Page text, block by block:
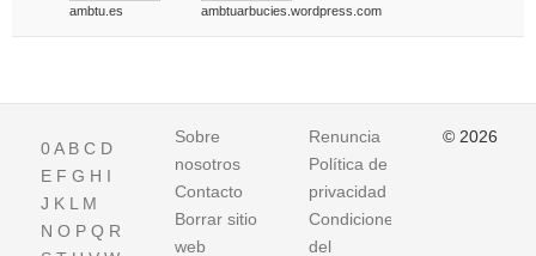
ambtu.es ambtuarbucies.wordpress.com
0A B C D
E F G H I
J K L M
N O P Q R
Sobre
nosotros
Contacto
Borrar sitio
web
Renuncia
Política de
privacidad
Condiciones
del
© 2026